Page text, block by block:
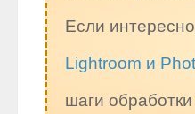
Если
Lightroom и
шаги